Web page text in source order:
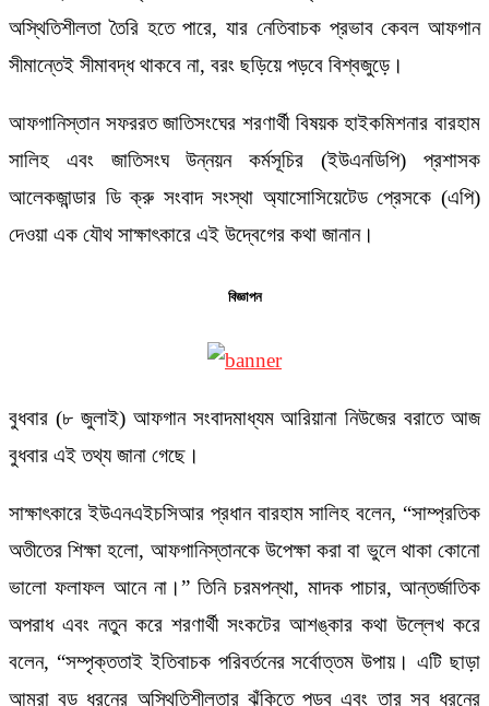
অস্থিতিশীলতা তৈরি হতে পারে, যার নেতিবাচক প্রভাব কেবল আফগান
সীমান্তেই সীমাবদ্ধ থাকবে না, বরং ছড়িয়ে পড়বে বিশ্বজুড়ে।
আফগানিস্তান সফররত জাতিসংঘের শরণার্থী বিষয়ক হাইকমিশনার বারহাম
সালিহ এবং জাতিসংঘ উন্নয়ন কর্মসূচির (ইউএনডিপি) প্রশাসক
আলেকজান্ডার ডি ক্রু সংবাদ সংস্থা অ্যাসোসিয়েটেড প্রেসকে (এপি)
দেওয়া এক যৌথ সাক্ষাৎকারে এই উদ্বেগের কথা জানান।
বিজ্ঞাপন
বুধবার (৮ জুলাই) আফগান সংবাদমাধ্যম আরিয়ানা নিউজের বরাতে আজ
বুধবার এই তথ্য জানা গেছে।
সাক্ষাৎকারে ইউএনএইচসিআর প্রধান বারহাম সালিহ বলেন, “সাম্প্রতিক
অতীতের শিক্ষা হলো, আফগানিস্তানকে উপেক্ষা করা বা ভুলে থাকা কোনো
ভালো ফলাফল আনে না।” তিনি চরমপন্থা, মাদক পাচার, আন্তর্জাতিক
অপরাধ এবং নতুন করে শরণার্থী সংকটের আশঙ্কার কথা উল্লেখ করে
বলেন, “সম্পৃক্ততাই ইতিবাচক পরিবর্তনের সর্বোত্তম উপায়। এটি ছাড়া
আমরা বড় ধরনের অস্থিতিশীলতার ঝুঁকিতে পড়ব এবং তার সব ধরনের